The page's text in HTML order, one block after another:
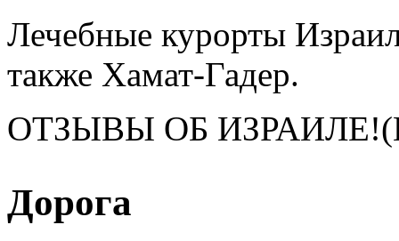
Лечебные курорты
также Хамат-Гадер.
ОТЗЫВЫ ОБ
Дорога